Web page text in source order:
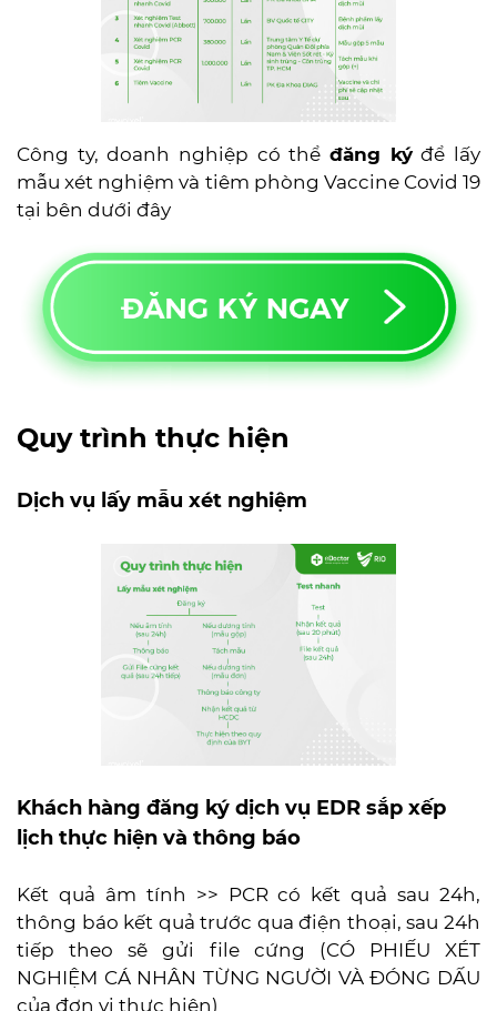
Công ty, doanh nghiệp có thể đăng kýđể lấy
mẫu xét nghiệm và tiêm phòng Vaccine Covid 19
tại bên dưới đây
Quy trình thực hiện
Dịch vụ lấy mẫu xét nghiệm
Khách hàng đăng ký dịch vụ EDR sắp xếp
lịch thực hiện và thông báo
Kết quả âm tính >> PCR có kết quả sau 24h,
thông báo kết quả trước qua điện thoại, sau 24h
tiếp theo sẽ gửi file cứng (CÓ PHIẾU XÉT
NGHIỆM CÁ NHÂN TỪNG NGƯỜI VÀ ĐÓNG DẤU
của đơn vị thực hiện)